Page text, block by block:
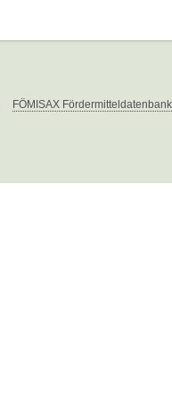
FÖMISAX Fördermitteldatenbank